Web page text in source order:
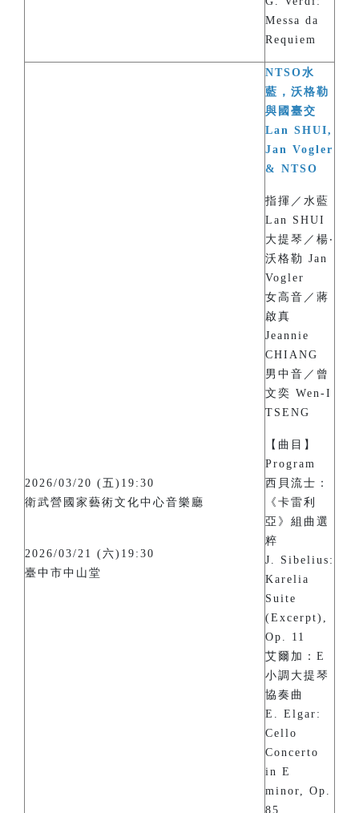
Messa da
Requiem
2026/03/20 (五)19:30
衛武營國家藝術文化中心音樂廳
2026/03/21 (六)19:30
臺中市中山堂
NTSO水
藍，沃格勒
與國臺交
Lan SHUI,
Jan Vogler
& NTSO
指揮／水藍
Lan SHUI
大提琴／楊‧
沃格勒 Jan
Vogler
女高音／蔣
啟真
Jeannie
CHIANG
男中音／曾
文奕 Wen-I
TSENG
【曲目】
Program
西貝流士：
《卡雷利
亞》組曲選
粹
J. Sibelius:
Karelia
Suite
(Excerpt),
Op. 11
艾爾加：E
小調大提琴
協奏曲
E. Elgar:
Cello
Concerto
in E
minor, Op.
85